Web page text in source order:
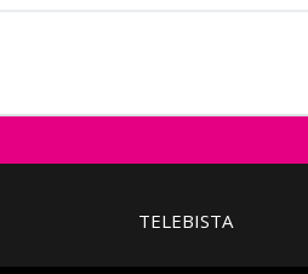
TELEBISTA